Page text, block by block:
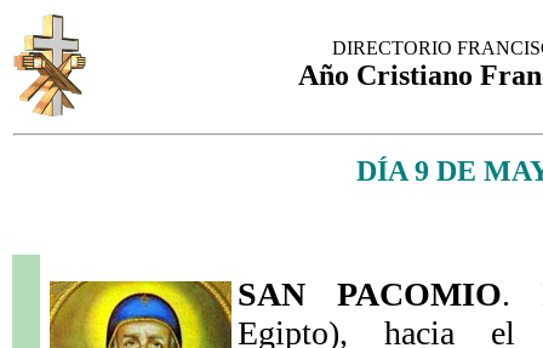
DIRECTORIO
Año Cristiano
DÍA 9 DE
SAN PACOMIO.
Egipto), hacia el